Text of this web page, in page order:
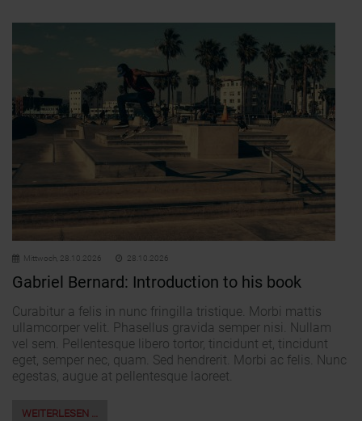
Mittwoch, 28.10.2026 28.10.2026
Gabriel Bernard: Introduction to his book
Curabitur a felis in nunc fringilla tristique. Morbi mattis
ullamcorper velit. Phasellus gravida semper nisi. Nullam
vel sem. Pellentesque libero tortor, tincidunt et, tincidunt
eget, semper nec, quam. Sed hendrerit. Morbi ac felis. Nunc
egestas, augue at pellentesque laoreet.
WEITERLESEN …